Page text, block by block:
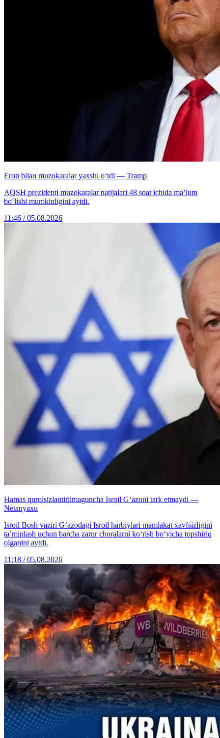
Eron bilan muzokaralar yaxshi o‘tdi — Tramp
AQSH prezidenti muzokaralar natijalari 48 soat ichida ma’lum
bo‘lishi mumkinligini aytdi.
11:46 / 05.08.2026
Hamas qurolsizlantirilmaguncha Isroil G‘azoni tark etmaydi —
Netanyaxu
Isroil Bosh vaziri G‘azodagi Isroil harbiylari mamlakat xavfsizligini
ta’minlash uchun barcha zarur choralarni ko‘rish bo‘yicha topshiriq
olganini aytdi.
11:18 / 05.08.2026